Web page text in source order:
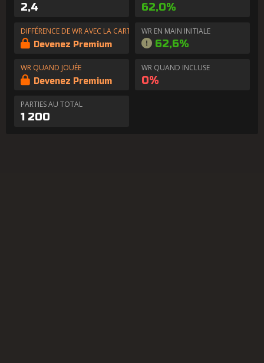
2,4 62,0%
DIFFÉRENCE DE WR AVEC LA CARTE EN MAIN
Devenez Premium
WR EN MAIN INITIALE
62,6%
WR QUAND JOUÉE
Devenez Premium
WR QUAND INCLUSE
0%
PARTIES AU TOTAL
1 200